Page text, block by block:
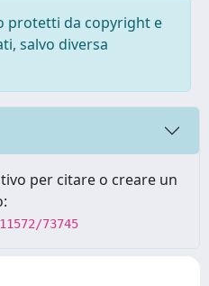
protetti da copyright e
salvo diversa
per citare o creare un
73745